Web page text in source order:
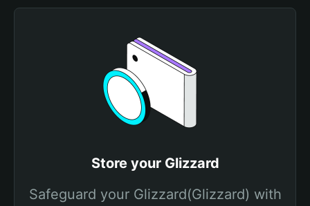
Store your Glizzard
Safeguard your Glizzard(Glizzard) with